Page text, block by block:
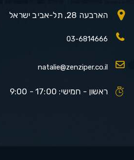
הארבעה 28, תל-אביב ישראל
03-6814666
natalie@zenziper.co.il
ראשון - חמישי: 17:00 - 9:00